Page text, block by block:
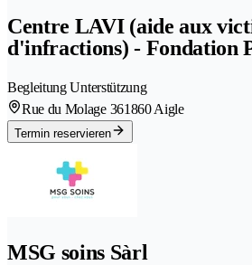
Centre LAVI (aide aux
d'infractions) - Fondation
Begleitung Unterstützung
Rue du Molage 361860 Aigle
Termin reservieren
MSG soins Sàrl